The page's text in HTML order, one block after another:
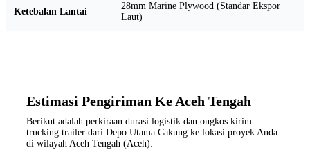
Ketebalan Lantai
28mm Marine Plywood (Standar Ekspor
Laut)
Estimasi Pengiriman Ke Aceh Tengah
Berikut adalah perkiraan durasi logistik dan ongkos kirim
trucking trailer dari Depo Utama Cakung ke lokasi proyek Anda
di wilayah Aceh Tengah (Aceh):